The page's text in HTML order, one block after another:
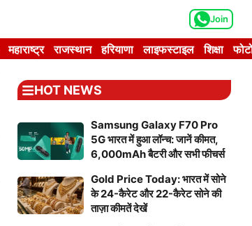
Join
महाराष्ट्र राजस्थान हरियाणा लाइफस्टाइल शिक्षा
HOT NEWS
Samsung Galaxy F70 Pro
5G भारत में हुआ लॉन्च: जानें कीमत,
6,000mAh बैटरी और सभी फीचर्स
Gold Price Today: भारत में सोने
के 24-कैरेट और 22-कैरेट सोने की
ताज़ा कीमतें देखें